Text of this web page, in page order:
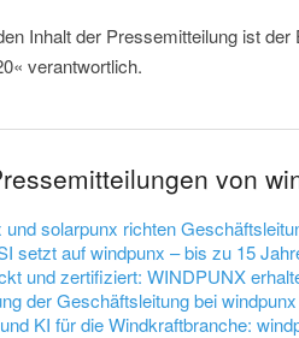
Inhalt der Pressemitteilung ist
verantwortlich.
von
und solarpunx richten
setzt auf windpunx – bis zu 15
und zertifiziert: WINDPUNX
der Geschäftsleitung bei
KI für die Windkraftbranche: